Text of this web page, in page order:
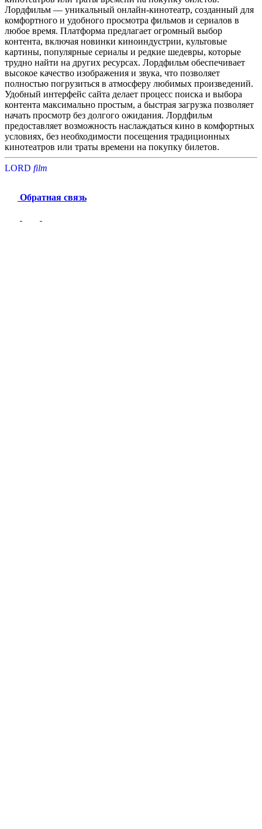
Лордфильм — уникальный онлайн-кинотеатр, созданный для
комфортного и удобного просмотра фильмов и сериалов в
любое время. Платформа предлагает огромный выбор
контента, включая новинки киноиндустрии, культовые
картины, популярные сериалы и редкие шедевры, которые
трудно найти на других ресурсах. Лордфильм обеспечивает
высокое качество изображения и звука, что позволяет
полностью погрузиться в атмосферу любимых произведений.
Удобный интерфейс сайта делает процесс поиска и выбора
контента максимально простым, а быстрая загрузка позволяет
начать просмотр без долгого ожидания. Лордфильм
предоставляет возможность наслаждаться кино в комфортных
условиях, без необходимости посещения традиционных
кинотеатров или траты времени на покупку билетов.
LORD film
Обратная связь